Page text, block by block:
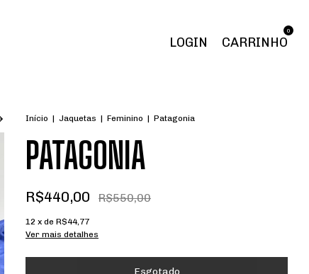
LOGIN CARRINHO
0
Início | Jaquetas | Feminino | Patagonia
PATAGONIA
R$440,00 R$550,00
12 x de R$44,77
Ver mais detalhes